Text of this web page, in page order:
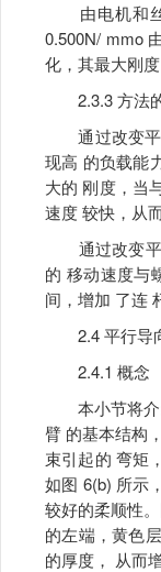
由电机和丝
0.500N/ mmo
化，其最大刚
2.3.3 方法
通过改变平
现高 的负载能
大的 刚度，当
速度 较快，从
通过改变平
的 移动速度与
间，增加 了连
2.4 平行导
2.4.1 概念
本小节将介
臂 的基本结构
束引起的 弯矩
如图 6(b) 所示
较好的柔顺性
的左端，黄色
的厚度， 从而